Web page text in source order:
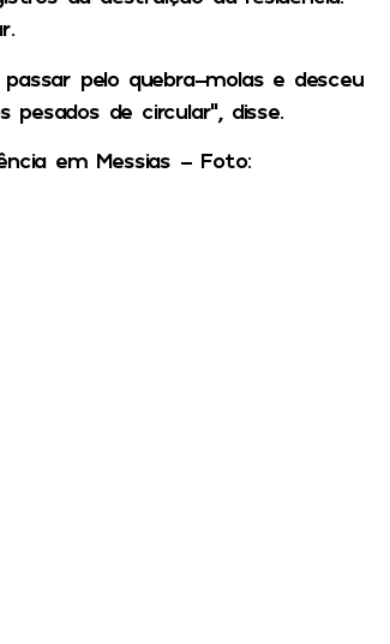
pelo quebra-molas e desceu
pesados de circular”, disse.
em Messias – Foto: